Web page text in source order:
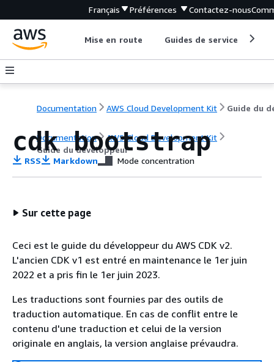
Français Préférences Contactez-nous
Mise en route Guides de service
Documentation AWS Cloud Development Kit
Documentation
AWS Cloud Development Kit
Guide du développeur
cdk bootstrap
RSS Markdown Mode concentration
Sur cette page
Ceci est le guide du développeur du AWS CDK v2.
L'ancien CDK v1 est entré en maintenance le 1er juin
2022 et a pris fin le 1er juin 2023.
Les traductions sont fournies par des outils de
traduction automatique. En cas de conflit entre le
contenu d'une traduction et celui de la version
originale en anglais, la version anglaise prévaudra.